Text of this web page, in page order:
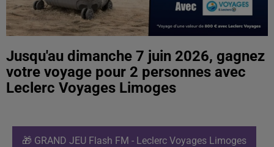
Jusqu'au dimanche 7 juin 2026, gagnez
votre voyage pour 2 personnes avec
Leclerc Voyages Limoges
🎁 GRAND JEU Flash FM - Leclerc Voyages Limoges